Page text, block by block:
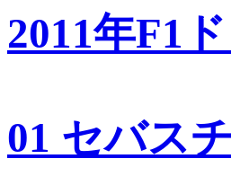
2011年F1
01 セバス